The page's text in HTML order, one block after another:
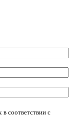
соответствии с